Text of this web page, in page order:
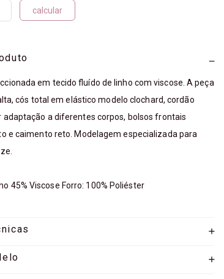
calcular
em tecido fluído de linho com viscose. A peça
cós total em elástico modelo clochard, cordão
adaptação a diferentes corpos, bolsos frontais
e caimento reto. Modelagem especializada para
45% Viscose Forro: 100% Poliéster